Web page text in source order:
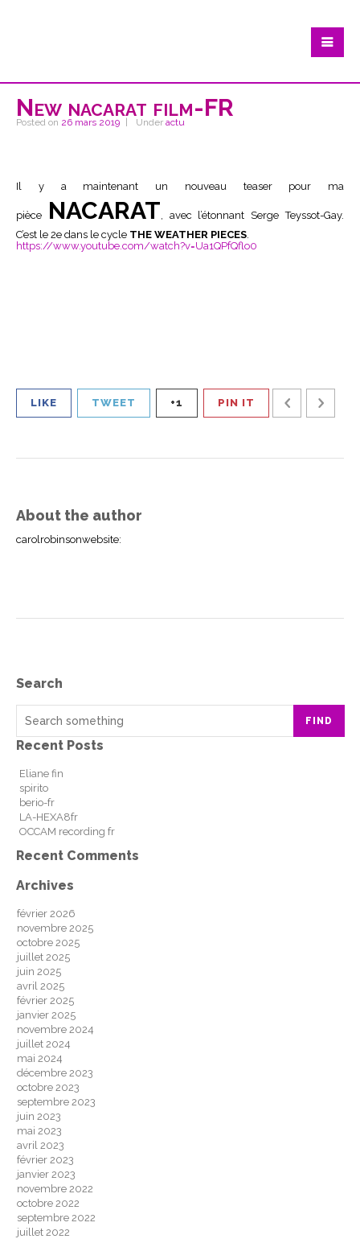
New nacarat film-FR
Posted on 26 mars 2019 Under actu
Il y a maintenant un nouveau teaser pour ma
pièce NACARAT, avec l’étonnant Serge Teyssot-Gay.
C’est le 2e dans le cycle THE WEATHER PIECES.
https://www.youtube.com/watch?v=Ua1QPfQflo0
LIKE TWEET +1 PIN IT
About the author
carolrobinsonwebsite:
Search
FIND
Recent Posts
Eliane fin
spirito
berio-fr
LA-HEXA8fr
OCCAM recording fr
Recent Comments
Archives
février 2026
novembre 2025
octobre 2025
juillet 2025
juin 2025
avril 2025
février 2025
janvier 2025
novembre 2024
juillet 2024
mai 2024
décembre 2023
octobre 2023
septembre 2023
juin 2023
mai 2023
avril 2023
février 2023
janvier 2023
novembre 2022
octobre 2022
septembre 2022
juillet 2022